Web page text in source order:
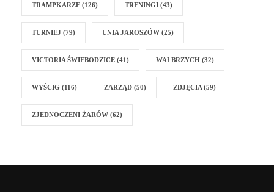
TRAMPKARZE (126) TRENINGI (43)
TURNIEJ (79) UNIA JAROSZÓW (25)
VICTORIA ŚWIEBODZICE (41) WAŁBRZYCH (32)
WYŚCIG (116) ZARZĄD (50) ZDJĘCIA (59)
ZJEDNOCZENI ŻARÓW (62)